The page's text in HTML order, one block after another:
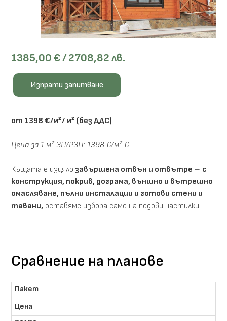
1385,00 € / 2708,82 лв.
Изпрати запитване
от 1398 €/м²/ м² (без ДДС)
Цена за 1 м² ЗП/РЗП: 1398 €/м² €
Къщата е изцяло завършена отвън и отвътре – с
конструкция, покрив, дограма, външно и вътрешно
омасляване, пълни инсталации и готови стени и
тавани, оставяме избора само на подови настилки
Сравнение на планове
Цена